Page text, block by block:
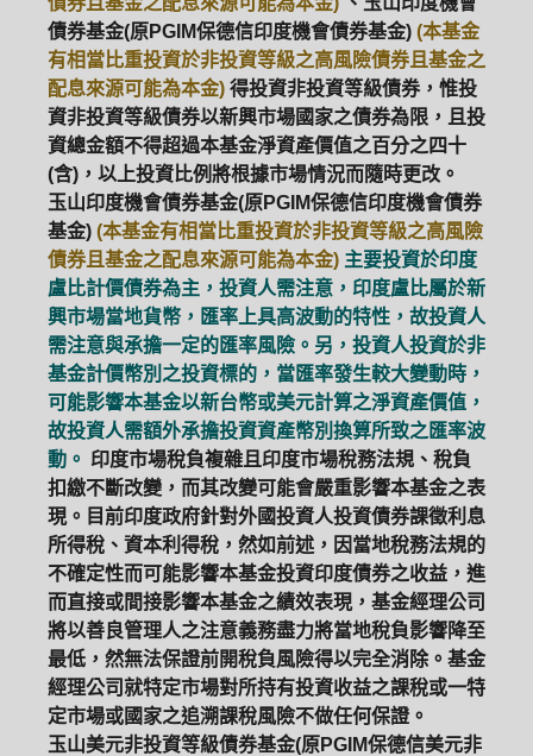
債券基金(原PGIM保德信印度機會債券基金) (本基金
有相當比重投資於非投資等級之高風險債券且基金之
配息來源可能為本金) 得投資非投資等級債券，惟投
資非投資等級債券以新興市場國家之債券為限，且投
資總金額不得超過本基金淨資產價值之百分之四十
(含)，以上投資比例將根據市場情況而隨時更改。
玉山印度機會債券基金(原PGIM保德信印度機會債券
基金) (本基金有相當比重投資於非投資等級之高風險
債券且基金之配息來源可能為本金) 主要投資於印度
盧比計價債券為主，投資人需注意，印度盧比屬於新
興市場當地貨幣，匯率上具高波動的特性，故投資人
需注意與承擔一定的匯率風險。另，投資人投資於非
基金計價幣別之投資標的，當匯率發生較大變動時，
可能影響本基金以新台幣或美元計算之淨資產價值，
故投資人需額外承擔投資資產幣別換算所致之匯率波
動。 印度市場稅負複雜且印度市場稅務法規、稅負
扣繳不斷改變，而其改變可能會嚴重影響本基金之表
現。目前印度政府針對外國投資人投資債券課徵利息
所得稅、資本利得稅，然如前述，因當地稅務法規的
不確定性而可能影響本基金投資印度債券之收益，進
而直接或間接影響本基金之績效表現，基金經理公司
將以善良管理人之注意義務盡力將當地稅負影響降至
最低，然無法保證前開稅負風險得以完全消除。基金
經理公司就特定市場對所持有投資收益之課稅或一特
定市場或國家之追溯課稅風險不做任何保證。
玉山美元非投資等級債券基金(原PGIM保德信美元非